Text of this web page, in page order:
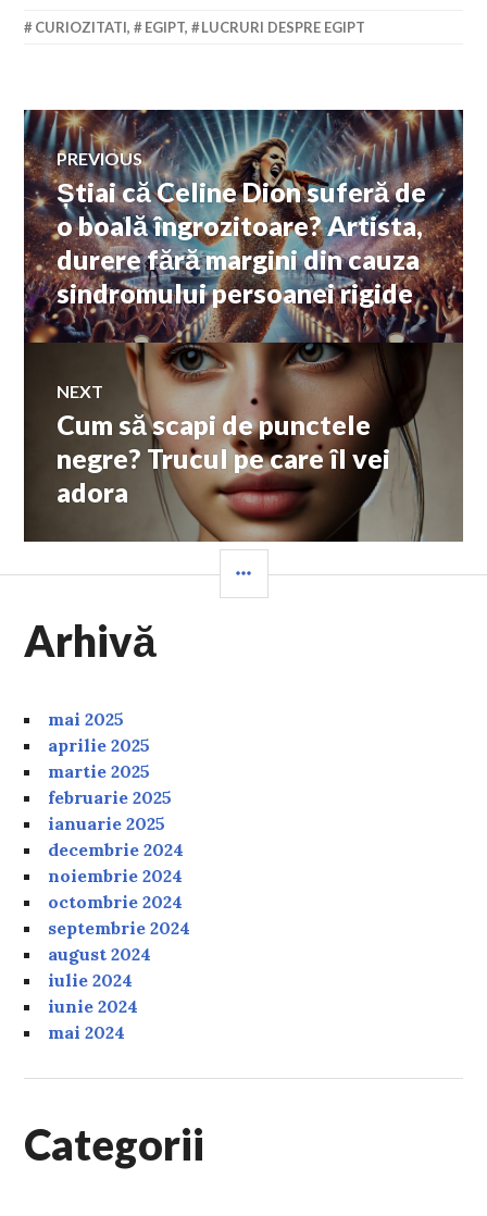
CURIOZITATI, EGIPT, LUCRURI DESPRE EGIPT
Navigare
în
articole
PREVIOUS
Previous
post:
Știai că Celine Dion suferă de
o boală îngrozitoare? Artista,
durere fără margini din cauza
sindromului persoanei rigide
NEXT
Next
Cum să scapi de punctele
negre? Trucul pe care îl vei
adora
Arhivă
mai 2025
aprilie 2025
martie 2025
februarie 2025
ianuarie 2025
decembrie 2024
noiembrie 2024
octombrie 2024
septembrie 2024
august 2024
iulie 2024
iunie 2024
mai 2024
Categorii